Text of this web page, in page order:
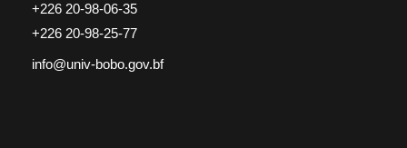
+226 20-98-06-35
+226 20-98-25-77
info@univ-bobo.gov.bf